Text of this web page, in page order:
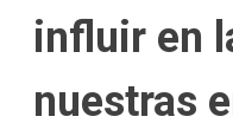
influir en
nuestras